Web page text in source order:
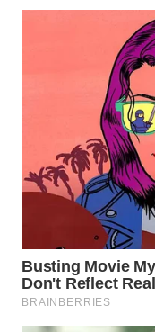
TANI
WAHANA
INFRASTRUKTUR
WAHANA
KONSUMEN
WAHANA
LISTRIK
WAHANA